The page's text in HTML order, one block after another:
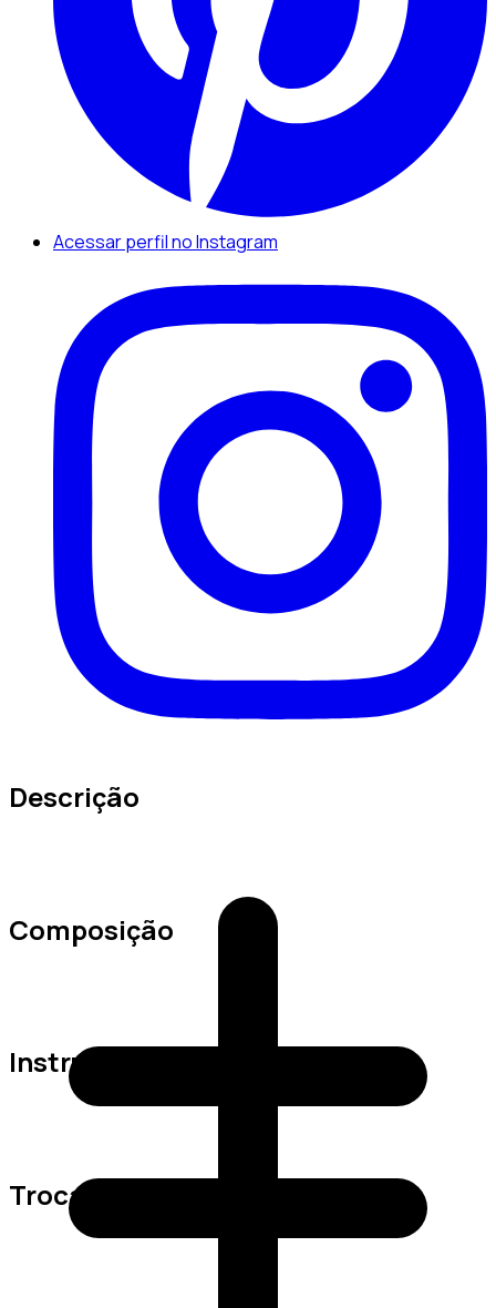
Acessar perfil no Instagram
Descrição
Composição
Instruções de Lavagem
Trocas e Devoluções